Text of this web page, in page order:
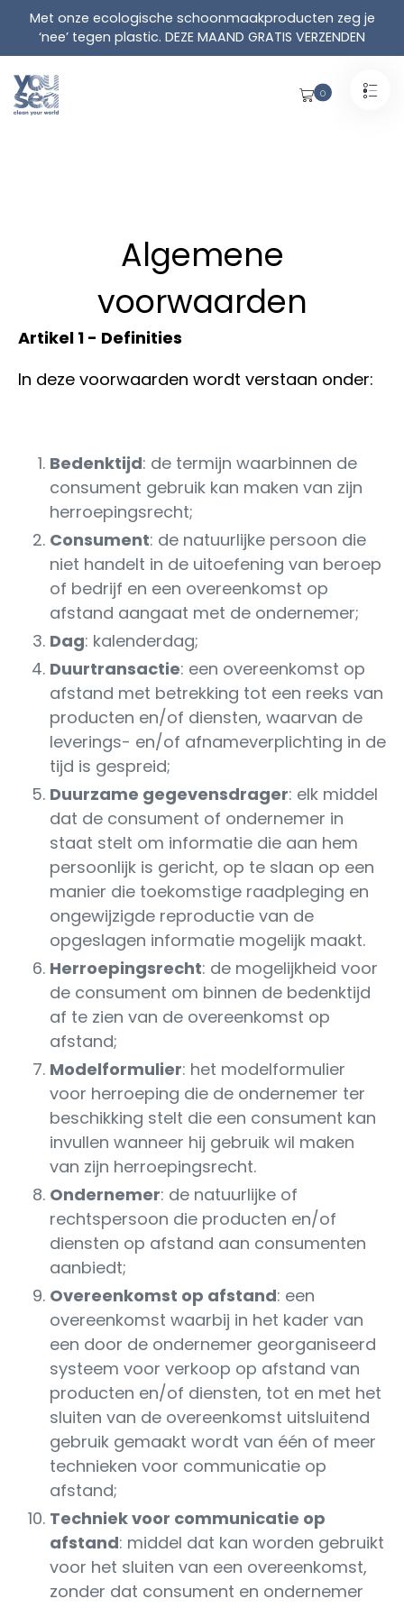
Liquid error (snippets/wlm-head line 21): Could
not find asset
snippets/super_page_access.liquid--> LI-
62BD8702282E1
Met onze ecologische schoonmaakproducten zeg je
‘nee’ tegen plastic. DEZE MAAND GRATIS VERZENDEN
0
Algemene
voorwaarden
Artikel 1 - Definities
In deze voorwaarden wordt verstaan onder:
Bedenktijd: de termijn waarbinnen de
consument gebruik kan maken van zijn
herroepingsrecht;
Consument: de natuurlijke persoon die
niet handelt in de uitoefening van beroep
of bedrijf en een overeenkomst op
afstand aangaat met de ondernemer;
Dag: kalenderdag;
Duurtransactie: een overeenkomst op
afstand met betrekking tot een reeks van
producten en/of diensten, waarvan de
leverings- en/of afnameverplichting in de
tijd is gespreid;
Duurzame gegevensdrager: elk middel
dat de consument of ondernemer in
staat stelt om informatie die aan hem
persoonlijk is gericht, op te slaan op een
manier die toekomstige raadpleging en
ongewijzigde reproductie van de
opgeslagen informatie mogelijk maakt.
Herroepingsrecht: de mogelijkheid voor
de consument om binnen de bedenktijd
af te zien van de overeenkomst op
afstand;
Modelformulier: het modelformulier
voor herroeping die de ondernemer ter
beschikking stelt die een consument kan
invullen wanneer hij gebruik wil maken
van zijn herroepingsrecht.
Ondernemer: de natuurlijke of
rechtspersoon die producten en/of
diensten op afstand aan consumenten
aanbiedt;
Overeenkomst op afstand: een
overeenkomst waarbij in het kader van
een door de ondernemer georganiseerd
systeem voor verkoop op afstand van
producten en/of diensten, tot en met het
sluiten van de overeenkomst uitsluitend
gebruik gemaakt wordt van één of meer
technieken voor communicatie op
afstand;
Techniek voor communicatie op
afstand: middel dat kan worden gebruikt
voor het sluiten van een overeenkomst,
zonder dat consument en ondernemer